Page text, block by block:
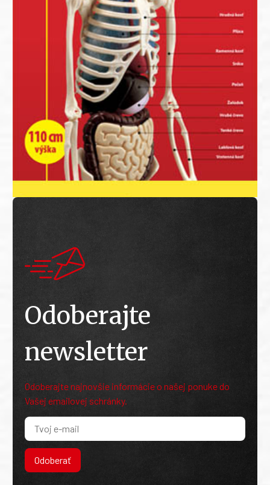
Odoberajte
newsletter
Odoberajte najnovšie informácie o našej ponuke do
Vašej emailovej schránky.
Odoberať